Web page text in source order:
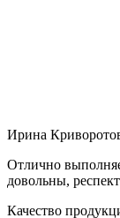
Ирина
Отлично
довольны,
Качество